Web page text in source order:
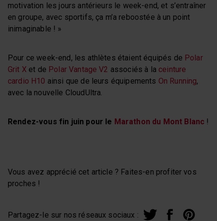
motivation les jours antérieurs le week-end, et s’entraîner
en groupe, avec sportifs, ça m’a reboostée à un point
inimaginable ! »
Pour ce week-end, les athlètes étaient équipés de Polar
Grit X et de Polar Vantage V2 associés à la ceinture
cardio H10 ainsi que de leurs équipements On Running,
avec la nouvelle CloudUltra.
Rendez-vous fin juin pour le Marathon du Mont Blanc !
Vous avez apprécié cet article ? Faites-en profiter vos
proches !
Partagez-le sur nos réseaux sociaux :